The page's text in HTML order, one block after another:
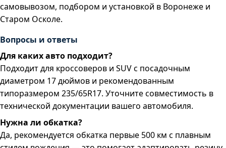
самовывозом, подбором и установкой в Воронеже и
Старом Осколе.
Вопросы и ответы
Для каких авто подходит?
Подходит для кроссоверов и SUV с посадочным
диаметром 17 дюймов и рекомендованным
типоразмером 235/65R17. Уточните совместимость в
технической документации вашего автомобиля.
Нужна ли обкатка?
Да, рекомендуется обкатка первые 500 км с плавным